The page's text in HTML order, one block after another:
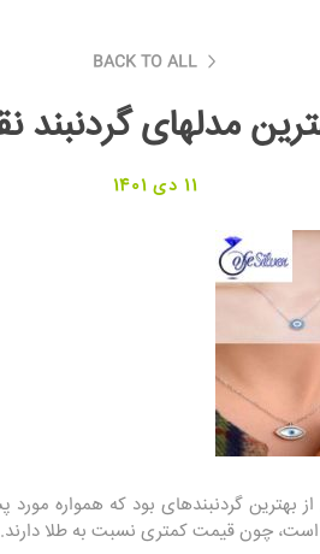
BACK TO ALL
مدلهای گردنبند
11 دی 1401
بهترین گردنبندهای بود که همواره
است، چون قیمت کمتری نسبت به طلا دارند.